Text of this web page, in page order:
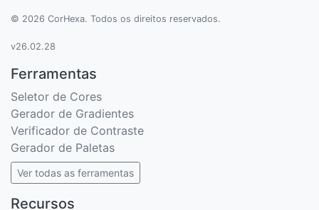
© 2026 CorHexa. Todos os direitos reservados.
v26.02.28
Ferramentas
Seletor de Cores
Gerador de Gradientes
Verificador de Contraste
Gerador de Paletas
Ver todas as ferramentas
Recursos